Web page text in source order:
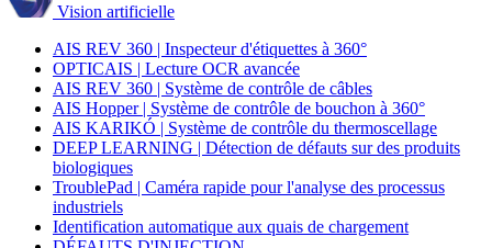
Vision artificielle
AIS REV 360 | Inspecteur d'étiquettes à 360°
OPTICAIS | Lecture OCR avancée
AIS REV 360 | Système de contrôle de câbles
AIS Hopper | Système de contrôle de bouchon à 360°
AIS KARIKÓ | Système de contrôle du thermoscellage
DEEP LEARNING | Détection de défauts sur des produits
biologiques
TroublePad | Caméra rapide pour l'analyse des processus
industriels
Identification automatique aux quais de chargement